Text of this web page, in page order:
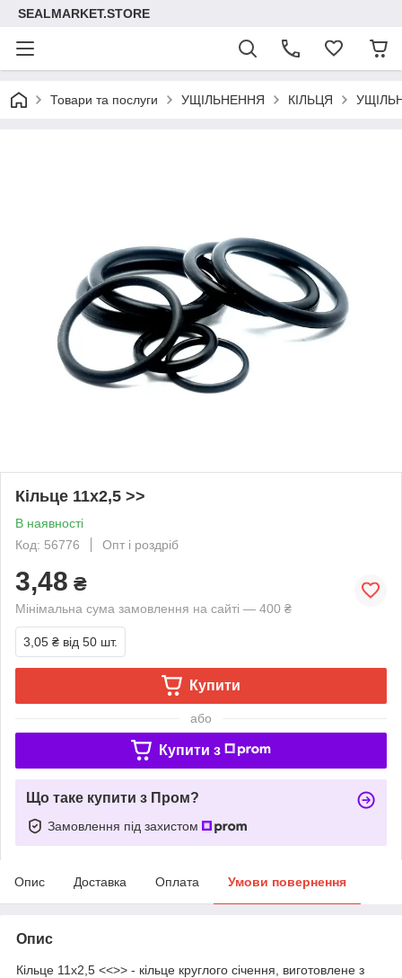
SEALMARKET.STORE
Товари та послуги УЩІЛЬНЕННЯ КІЛЬЦЯ
Кільце 11х2,5 >>
В наявності
Код: 56776
Опт і роздріб
3,48 ₴
Мінімальна сума замовлення на сайті — 400 ₴
3,05 ₴ від 50 шт.
Купити
або
Купити з
Що таке купити з Пром?
Замовлення під захистом
Опис Доставка Оплата Умови повернення
Опис
Кільце 11х2,5 <<>> - кільце круглого січення, виготовлене з